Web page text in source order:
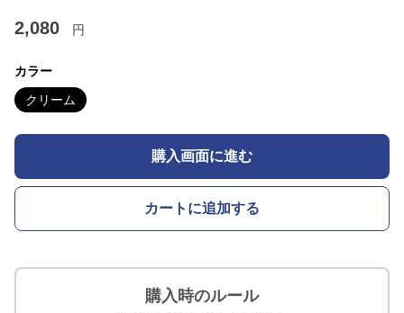
2,080 円
カラー
クリーム
購入画面に進む
カートに追加する
購入時のルール